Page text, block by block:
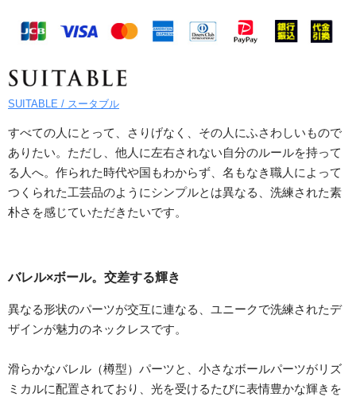
SUITABLE / スータブル
すべての人にとって、さりげなく、その人にふさわしいもので
ありたい。ただし、他人に左右されない自分のルールを持って
る人へ。作られた時代や国もわからず、名もなき職人によって
つくられた工芸品のようにシンプルとは異なる、洗練された素
朴さを感じていただきたいです。
バレル×ボール。交差する輝き
異なる形状のパーツが交互に連なる、ユニークで洗練されたデ
ザインが魅力のネックレスです。
滑らかなバレル（樽型）パーツと、小さなボールパーツがリズ
ミカルに配置されており、光を受けるたびに表情豊かな輝きを